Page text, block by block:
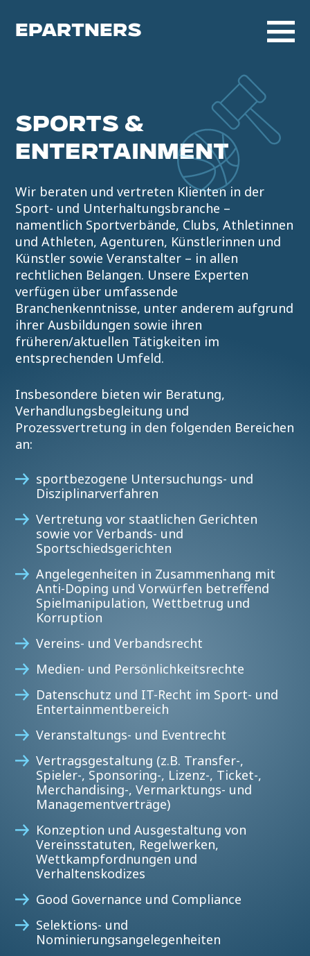
EPARTNERS
SPORTS &
ENTERTAINMENT
Wir beraten und vertreten Klienten in der
Sport- und Unterhaltungsbranche –
namentlich Sportverbände, Clubs, Athletinnen
und Athleten, Agenturen, Künstlerinnen und
Künstler sowie Veranstalter – in allen
rechtlichen Belangen. Unsere Experten
verfügen über umfassende
Branchenkenntnisse, unter anderem aufgrund
ihrer Ausbildungen sowie ihren
früheren/aktuellen Tätigkeiten im
entsprechenden Umfeld.
Insbesondere bieten wir Beratung,
Verhandlungsbegleitung und
Prozessvertretung in den folgenden Bereichen
an:
sportbezogene Untersuchungs- und
Disziplinarverfahren
Vertretung vor staatlichen Gerichten
sowie vor Verbands- und
Sportschiedsgerichten
Angelegenheiten in Zusammenhang mit
Anti-Doping und Vorwürfen betreffend
Spielmanipulation, Wettbetrug und
Korruption
Vereins- und Verbandsrecht
Medien- und Persönlichkeitsrechte
Datenschutz und IT-Recht im Sport- und
Entertainmentbereich
Veranstaltungs- und Eventrecht
Vertragsgestaltung (z.B. Transfer-,
Spieler-, Sponsoring-, Lizenz-, Ticket-,
Merchandising-, Vermarktungs- und
Managementverträge)
Konzeption und Ausgestaltung von
Vereinsstatuten, Regelwerken,
Wettkampfordnungen und
Verhaltenskodizes
Good Governance und Compliance
Selektions- und
Nominierungsangelegenheiten